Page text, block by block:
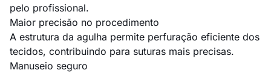
pelo profissional.
Maior precisão no procedimento
A estrutura da agulha permite perfuração eficiente dos
tecidos, contribuindo para suturas mais precisas.
Manuseio seguro